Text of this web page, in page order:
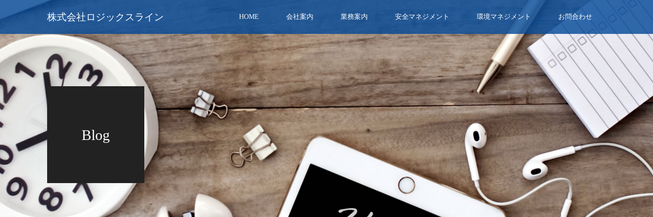
株式会社ロジックスライン HOME 会社案内 業務案内 安全マネジメント 環境マネジメント お問合わせ
Blog